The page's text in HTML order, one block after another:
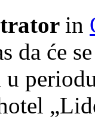
in
da će